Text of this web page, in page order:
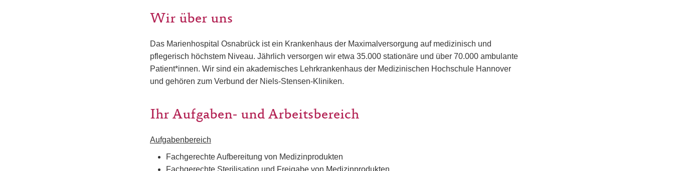
Wir über uns
Das Marienhospital Osnabrück ist ein Krankenhaus der Maximalversorgung auf medizinisch und
pflegerisch höchstem Niveau. Jährlich versorgen wir etwa 35.000 stationäre und über 70.000 ambulante
Patient*innen. Wir sind ein akademisches Lehrkrankenhaus der Medizinischen Hochschule Hannover
und gehören zum Verbund der Niels-Stensen-Kliniken.
Ihr Aufgaben- und Arbeitsbereich
Aufgabenbereich
Fachgerechte Aufbereitung von Medizinprodukten